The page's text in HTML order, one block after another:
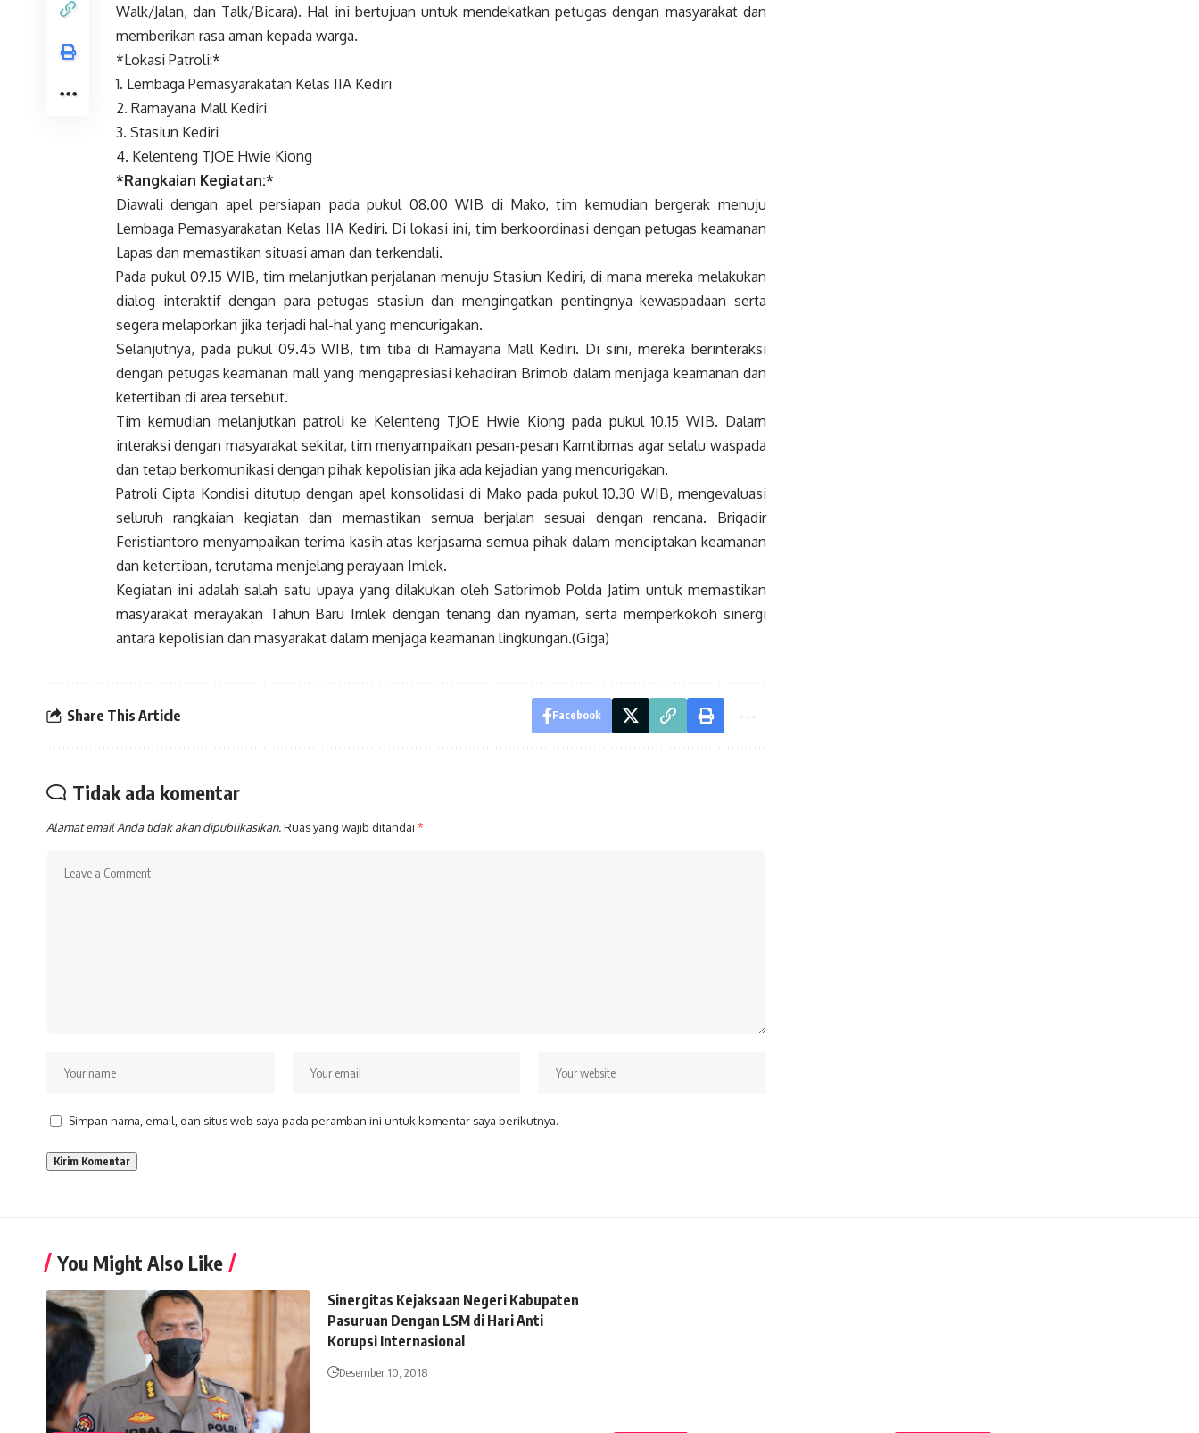
Walk/Jalan, dan Talk/Bicara). Hal ini bertujuan untuk mendekatkan petugas dengan masyarakat dan
memberikan rasa aman kepada warga.
*Lokasi Patroli:*
1. Lembaga Pemasyarakatan Kelas IIA Kediri
2. Ramayana Mall Kediri
3. Stasiun Kediri
4. Kelenteng TJOE Hwie Kiong
*Rangkaian Kegiatan:*
Diawali dengan apel persiapan pada pukul 08.00 WIB di Mako, tim kemudian bergerak menuju
Lembaga Pemasyarakatan Kelas IIA Kediri. Di lokasi ini, tim berkoordinasi dengan petugas keamanan
Lapas dan memastikan situasi aman dan terkendali.
Pada pukul 09.15 WIB, tim melanjutkan perjalanan menuju Stasiun Kediri, di mana mereka melakukan
dialog interaktif dengan para petugas stasiun dan mengingatkan pentingnya kewaspadaan serta
segera melaporkan jika terjadi hal-hal yang mencurigakan.
Selanjutnya, pada pukul 09.45 WIB, tim tiba di Ramayana Mall Kediri. Di sini, mereka berinteraksi
dengan petugas keamanan mall yang mengapresiasi kehadiran Brimob dalam menjaga keamanan dan
ketertiban di area tersebut.
Tim kemudian melanjutkan patroli ke Kelenteng TJOE Hwie Kiong pada pukul 10.15 WIB. Dalam
interaksi dengan masyarakat sekitar, tim menyampaikan pesan-pesan Kamtibmas agar selalu waspada
dan tetap berkomunikasi dengan pihak kepolisian jika ada kejadian yang mencurigakan.
Patroli Cipta Kondisi ditutup dengan apel konsolidasi di Mako pada pukul 10.30 WIB, mengevaluasi
seluruh rangkaian kegiatan dan memastikan semua berjalan sesuai dengan rencana. Brigadir
Feristiantoro menyampaikan terima kasih atas kerjasama semua pihak dalam menciptakan keamanan
dan ketertiban, terutama menjelang perayaan Imlek.
Kegiatan ini adalah salah satu upaya yang dilakukan oleh Satbrimob Polda Jatim untuk memastikan
masyarakat merayakan Tahun Baru Imlek dengan tenang dan nyaman, serta memperkokoh sinergi
antara kepolisian dan masyarakat dalam menjaga keamanan lingkungan.(Giga)
Share This Article Facebook
Tidak ada komentar
Alamat email Anda tidak akan dipublikasikan.Ruas yang wajib ditandai *
Simpan nama, email, dan situs web saya pada peramban ini untuk komentar saya berikutnya.
You Might Also Like
Sinergitas Kejaksaan Negeri Kabupaten
Pasuruan Dengan LSM di Hari Anti
Korupsi Internasional
Desember 10, 2018